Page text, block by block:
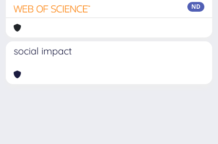
ND
social impact